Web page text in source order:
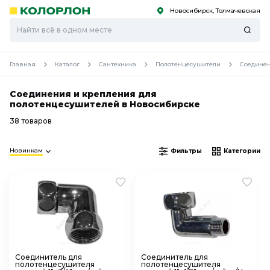
Скоро
Скоро Новосибирск, Толмачевская
Главная Каталог Сантехника Полотенцесушители
Соединения и крепления для
полотенцесушителей в Новосибирске
38 товаров
Новинкам Фильтры Категории
Соединитель для
полотенцесушителя
Соединитель для
полотенцесушителя